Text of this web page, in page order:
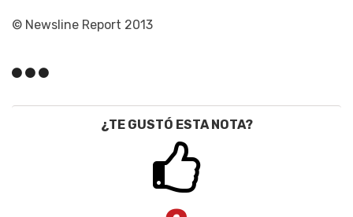
© Newsline Report 2013
¿TE GUSTÓ ESTA NOTA?